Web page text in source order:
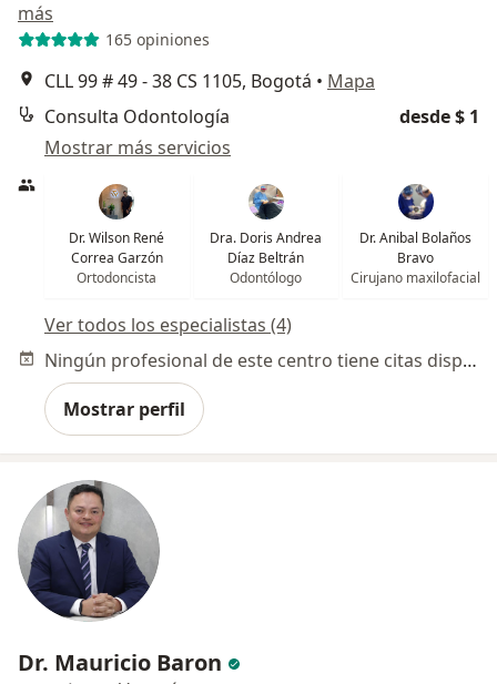
más
165 opiniones
CLL 99 # 49 - 38 CS 1105, Bogotá • Mapa
Consulta Odontología
desde $ 1
Mostrar más servicios
Dr. Wilson René
Correa Garzón
Ortodoncista
Dra. Doris Andrea
Díaz Beltrán
Odontólogo
Dr. Anibal Bolaños
Bravo
Cirujano maxilofacial
Ver todos los especialistas (4)
Ningún profesional de este centro tiene citas disponibles
Mostrar perfil
Dr. Mauricio Baron